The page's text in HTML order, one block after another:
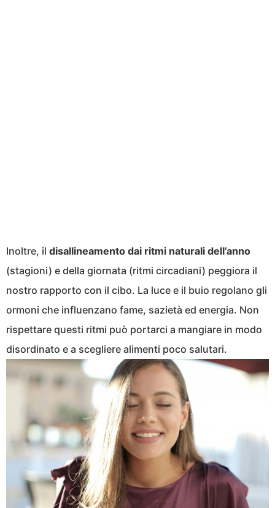
Inoltre, il disallineamento dai ritmi naturali dell’anno
(stagioni) e della giornata (ritmi circadiani) peggiora il
nostro rapporto con il cibo. La luce e il buio regolano gli
ormoni che influenzano fame, sazietà ed energia. Non
rispettare questi ritmi può portarci a mangiare in modo
disordinato e a scegliere alimenti poco salutari.